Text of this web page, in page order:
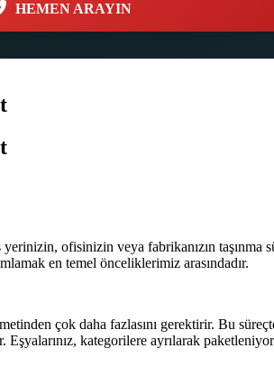
HEMEN ARAYIN
ofisinizin veya fabrikanızın taşınma
en temel önceliklerimiz arasındadır.
çok daha fazlasını gerektirir. Bu
Eşyalarınız, kategorilere ayrılarak